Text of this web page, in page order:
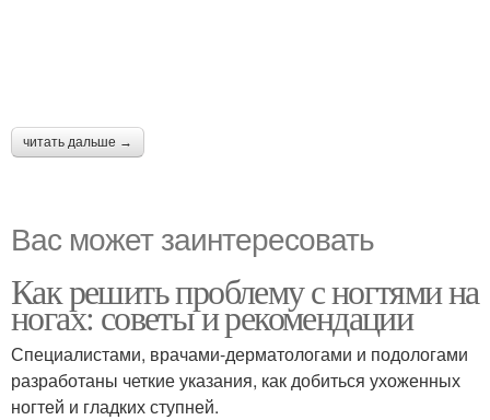
читать дальше →
Вас может заинтересовать
Как решить проблему с ногтями на
ногах: советы и рекомендации
Специалистами, врачами-дерматологами и подологами
разработаны четкие указания, как добиться ухоженных
ногтей и гладких ступней.